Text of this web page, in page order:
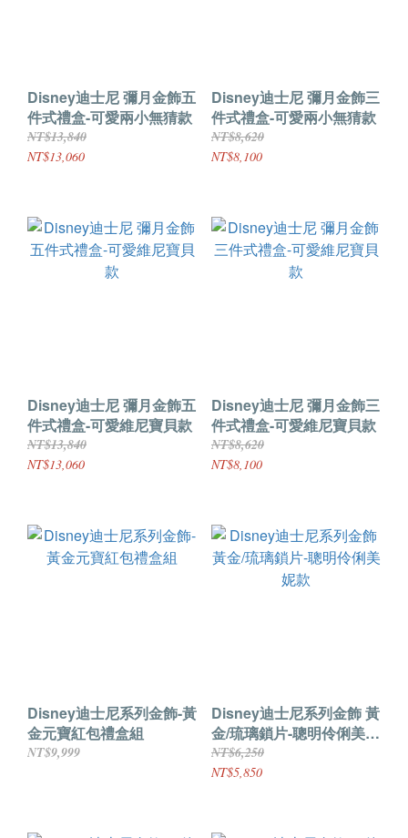
Disney迪士尼 彌月金飾五
件式禮盒-可愛兩小無猜款
NT$13,840
NT$13,060
Disney迪士尼 彌月金飾三
件式禮盒-可愛兩小無猜款
NT$8,620
NT$8,100
Disney迪士尼 彌月金飾五
件式禮盒-可愛維尼寶貝款
NT$13,840
NT$13,060
Disney迪士尼 彌月金飾三
件式禮盒-可愛維尼寶貝款
NT$8,620
NT$8,100
Disney迪士尼系列金飾-黃
金元寶紅包禮盒組
NT$9,999
Disney迪士尼系列金飾 黃
金/琉璃鎖片-聰明伶俐美妮
款
NT$6,250
NT$5,850